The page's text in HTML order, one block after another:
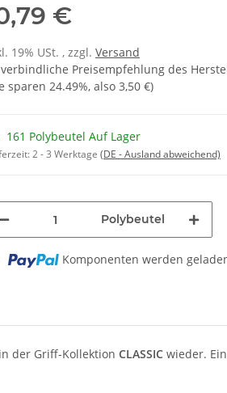
€
19% USt. , zzgl. Versand
Preisempfehlung des
sparen 24.49%, also 3,50 €)
161 Polybeutel Auf Lager
2 - 3 Werktage (DE - Ausland abweichend)
Polybeutel
Komponenten werden
der Griff-Kollektion CLASSIC wieder.